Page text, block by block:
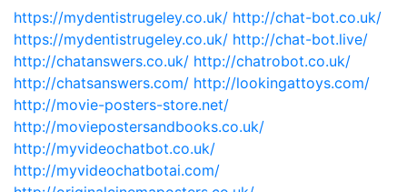
https://mydentistrugeley.co.uk/ http://chat-bot.co.uk/
https://mydentistrugeley.co.uk/ http://chat-bot.live/
http://chatanswers.co.uk/ http://chatrobot.co.uk/
http://chatsanswers.com/ http://lookingattoys.com/
http://movie-posters-store.net/
http://moviepostersandbooks.co.uk/
http://myvideochatbot.co.uk/
http://myvideochatbotai.com/